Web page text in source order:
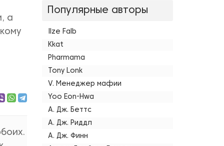
а
Популярные авторы
Ilze Falb
Kkat
Pharmama
Tony Lonk
V. Менеджер мафии
Yoo Eon-Hwa
А. Дж. Беттс
А. Дж. Риддл
А. Дж. Финн